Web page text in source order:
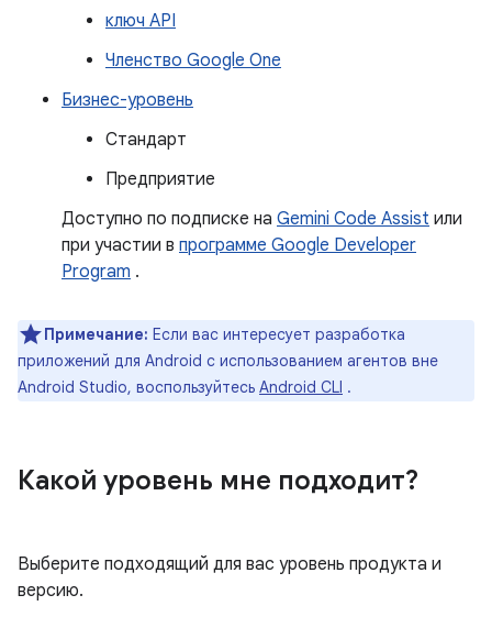
ключ API
Членство Google One
Бизнес-уровень
Стандарт
Предприятие
Доступно по подписке на Gemini Code Assist или
при участии в программе Google Developer
Program .
Примечание: Если вас интересует разработка
приложений для Android с использованием агентов вне
Android Studio, воспользуйтесь Android CLI .
Какой уровень мне подходит?
Выберите подходящий для вас уровень продукта и
версию.